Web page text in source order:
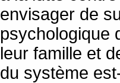
envisager de
psychologique
leur famille et
du système